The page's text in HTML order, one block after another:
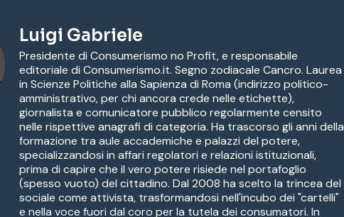
Luigi Gabriele
Presidente di Consumerismo no Profit, e responsabile
editoriale di Consumerismo.it. Segno zodiacale Cancro. Laurea
in Scienze Politiche alla Sapienza di Roma (indirizzo politico-
amministrativo, per chi ancora crede nelle etichette),
giornalista e comunicatore pubblico regolarmente censito
nelle rispettive anagrafi di categoria. Ha trascorso gli anni della
formazione tra aule accademiche e palazzi del potere,
specializzandosi in affari regolatori e relazioni istituzionali,
prima di capire che il vero potere risiede nel portafoglio
(spesso vuoto) del cittadino. Dal 2008 ha scelto la trincea del
sociale come attivista, trasformandosi nell'incubo dei "cartelli"
e nella voce fuori dal coro per la tutela dei consumatori. In